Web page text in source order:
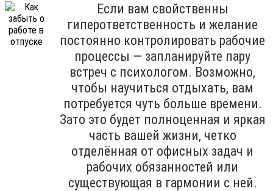
Если вам свойственны
гиперответственность и желание
постоянно контролировать рабочие
процессы — запланируйте пару
встреч с психологом. Возможно,
чтобы научиться отдыхать, вам
потребуется чуть больше времени.
Зато это будет полноценная и яркая
часть вашей жизни, четко
отделённая от офисных задач и
рабочих обязанностей или
существующая в гармонии с ней.